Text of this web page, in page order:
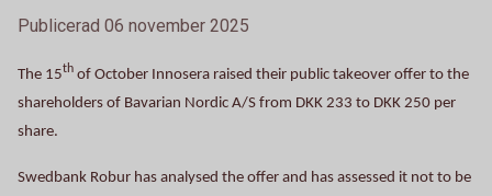
Publicerad 06 november 2025
The 15th of October Innosera raised their public takeover offer to the
shareholders of Bavarian Nordic A/S from DKK 233 to DKK 250 per
share.
Swedbank Robur has analysed the offer and has assessed it not to be